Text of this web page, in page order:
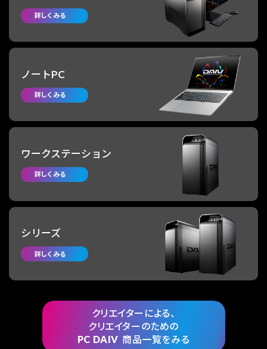
詳しくみる
ノートPC
詳しくみる
ワークステーション
詳しくみる
シリーズ
詳しくみる
クリエイターによる、
クリエイターのための
PC DAIV 商品一覧をみる